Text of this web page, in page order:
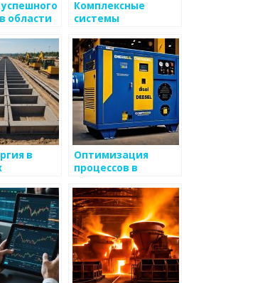
области
Комплексные
системы
металлургии
в
Оптимизация
процессов в